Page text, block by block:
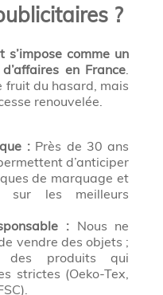
?
s’impose comme un
en France
fruit du hasard, mais
renouvelée.
:Près de 30 ans
d’anticiper
de marquage et
sur les meilleurs
: Nous ne
vendre des objets ;
des produits qui
strictes (Oeko-Tex,